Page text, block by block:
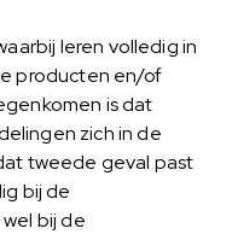
leren volledig in
producten en/of
is dat
zich in de
tweede geval past
bij de
bij de